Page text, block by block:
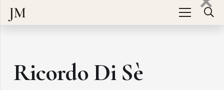
JM
Ricordo Di Sè